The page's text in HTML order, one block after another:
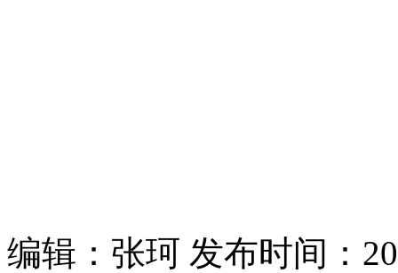
编辑：张珂 发布时间：